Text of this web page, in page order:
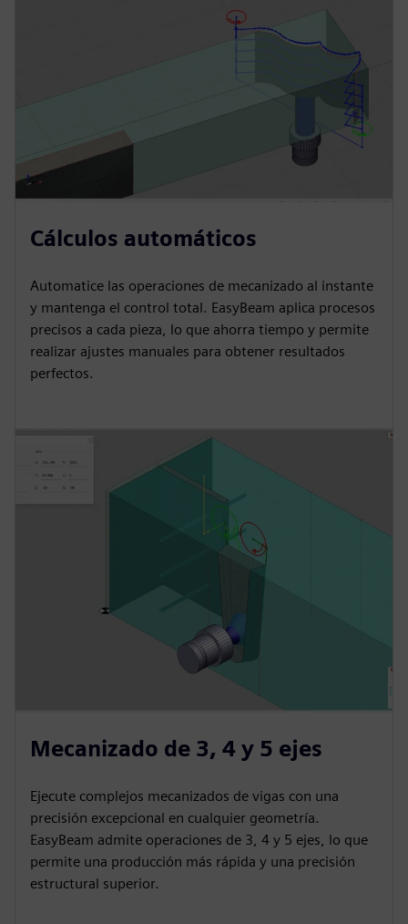
Cálculos automáticos
Automatice las operaciones de mecanizado al instante
y mantenga el control total. EasyBeam aplica procesos
precisos a cada pieza, lo que ahorra tiempo y permite
realizar ajustes manuales para obtener resultados
perfectos.
Mecanizado de 3, 4 y 5 ejes
Ejecute complejos mecanizados de vigas con una
precisión excepcional en cualquier geometría.
EasyBeam admite operaciones de 3, 4 y 5 ejes, lo que
permite una producción más rápida y una precisión
estructural superior.